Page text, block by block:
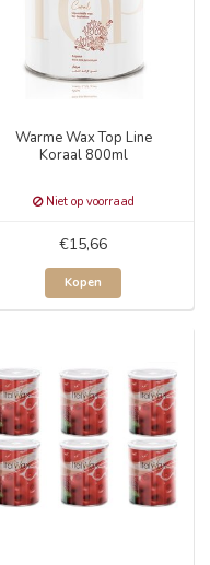
Warme Wax Top Line
Koraal 800ml
Niet op voorraad
€15,66
Kopen